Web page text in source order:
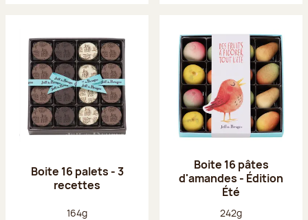
Boite 16 palets - 3
recettes
Poids net :
164g
Boite 16 pâtes
d'amandes - Édition
Été
Poids net :
242g